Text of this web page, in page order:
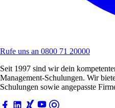
Rufe uns an 0800 71 20000
Seit 1997 sind wir dein
Management-Schulungen. Wir
Schulungen sowie angepasste